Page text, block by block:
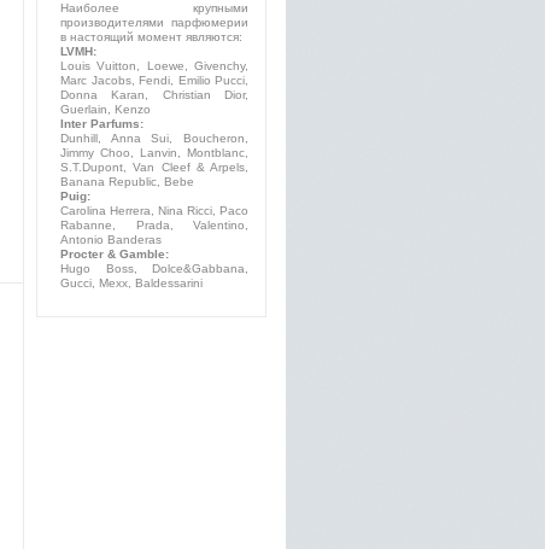
Наиболее крупными
производителями парфюмерии
в настоящий момент являются:
LVMH:
Louis Vuitton, Loewe, Givenchy,
Marc Jacobs, Fendi, Emilio Pucci,
Donna Karan, Christian Dior,
Guerlain, Kenzo
Inter Parfums:
Dunhill, Anna Sui, Boucheron,
Jimmy Choo, Lanvin, Montblanc,
S.T.Dupont, Van Cleef & Arpels,
Banana Republic, Bebe
Puig:
Carolina Herrera, Nina Ricci, Paco
Rabanne, Prada, Valentino,
Antonio Banderas
Procter & Gamble:
Hugo Boss, Dolce&Gabbana,
Gucci, Mexx, Baldessarini